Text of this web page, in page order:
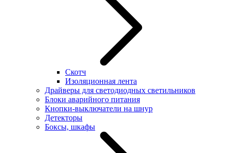
Скотч
Изоляционная лента
Драйверы для светодиодных светильников
Блоки аварийного питания
Кнопки-выключатели на шнур
Детекторы
Боксы, шкафы